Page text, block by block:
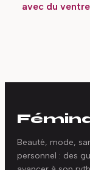
avec du
Beauté, mode,
personnel : des